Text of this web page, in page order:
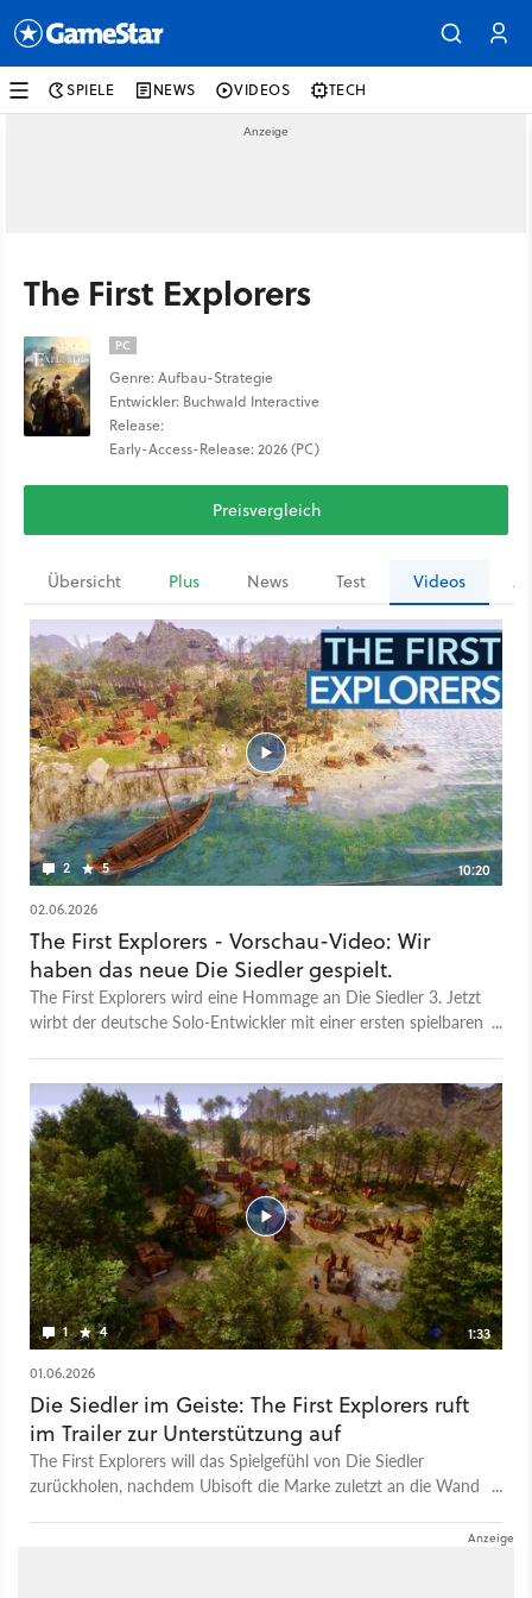
SPIELE NEWS VIDEOS TECH
The First Explorers
PC
Genre: Aufbau-Strategie
Entwickler: Buchwald Interactive
Release:
Early-Access-Release: 2026 (PC)
Preisvergleich
Übersicht Plus News Test Videos
2 5
10:20
02.06.2026
The First Explorers - Vorschau-Video: Wir
haben das neue Die Siedler gespielt.
The First Explorers wird eine Hommage an Die Siedler 3. Jetzt
wirbt der deutsche Solo-Entwickler mit einer ersten spielbaren
Vorschau-Video ausführlich vor.
1 4
1:33
01.06.2026
Die Siedler im Geiste: The First Explorers ruft
im Trailer zur Unterstützung auf
The First Explorers will das Spielgefühl von Die Siedler
zurückholen, nachdem Ubisoft die Marke zuletzt an die Wand